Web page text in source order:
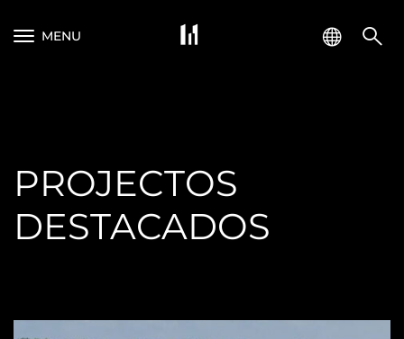
MENU
PROJECTOS
DESTACADOS